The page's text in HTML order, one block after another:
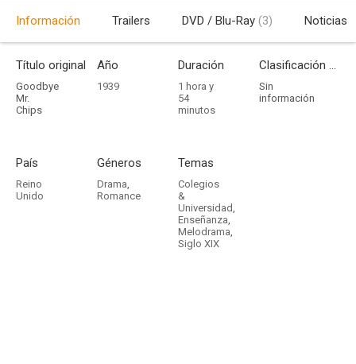
Información Trailers DVD / Blu-Ray (3) Noticias
Título original
Goodbye
Mr.
Chips
Año
1939
Duración
1 hora y
54
minutos
Clasificación por edades
Sin
información
País
Reino
Unido
Géneros
Drama,
Romance
Temas
Colegios
&
Universidad,
Enseñanza,
Melodrama,
Siglo XIX